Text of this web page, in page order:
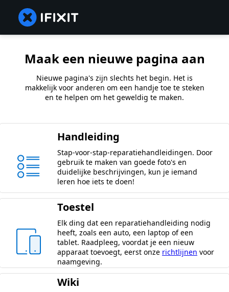
Maak een nieuwe pagina aan
Nieuwe pagina's zijn slechts het begin. Het is
makkelijk voor anderen om een handje toe te steken
en te helpen om het geweldig te maken.
Handleiding
Stap-voor-stap-reparatiehandleidingen. Door
gebruik te maken van goede foto's en
duidelijke beschrijvingen, kun je iemand
leren hoe iets te doen!
Toestel
Elk ding dat een reparatiehandleiding nodig
heeft, zoals een auto, een laptop of een
tablet. Raadpleeg, voordat je een nieuw
apparaat toevoegt, eerst onze richtlijnen voor
naamgeving.
Wiki